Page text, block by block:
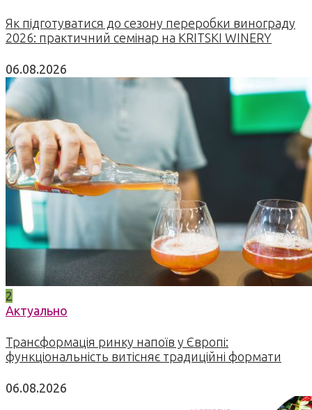
Як підготуватися до сезону переробки винограду
2026: практичний семінар на KRITSKI WINERY
06.08.2026
2
Актуально
Трансформація ринку напоїв у Європі:
функціональність витісняє традиційні формати
06.08.2026